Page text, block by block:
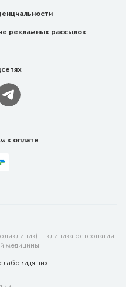
рекламных рассылок
к оплате
— клиника остеопатии
медицины
слабовидящих